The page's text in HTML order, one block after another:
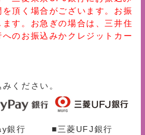
頂く場合がございます。お振
す。お急ぎの場合は、三井住
のお振込みかクレジットカー
ください。
銀行
■三菱UFJ銀行